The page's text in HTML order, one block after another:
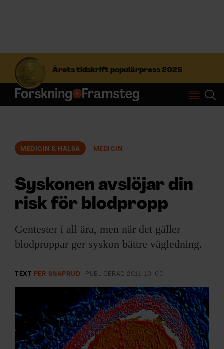
Årets tidskrift populärpress 2025
S
f
t
Prenumerera
ÄMNEN
ARKIV & E-TIDNING
LYSSNA/PODD
SHOP
KONTAKTA F&F
MEDICIN & HÄLSA MEDICIN
Syskonen avslöjar din
risk för blodpropp
Gentester i all ära, men när det gäller
blodproppar ger syskon bättre vägledning.
TEXT PER SNAPRUD PUBLICERAD 2011-10-03